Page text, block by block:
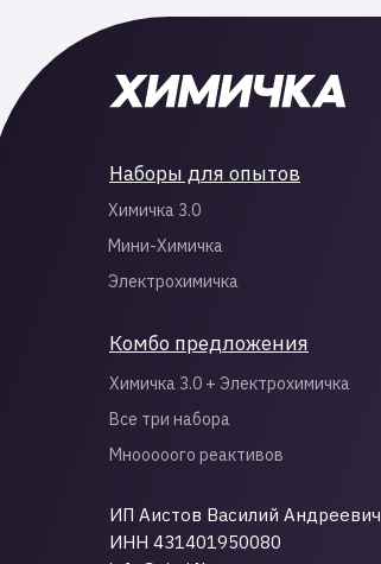
ИП Аистов Василий Андреевич
ИНН 431401950080
Химичка 3.0 + Электрохимичка
Все три набора
Мнооооого реактивов
Наборы для опытов
Комбо предложения
Химичка 3.0
Мини-Химичка
Электрохимичка